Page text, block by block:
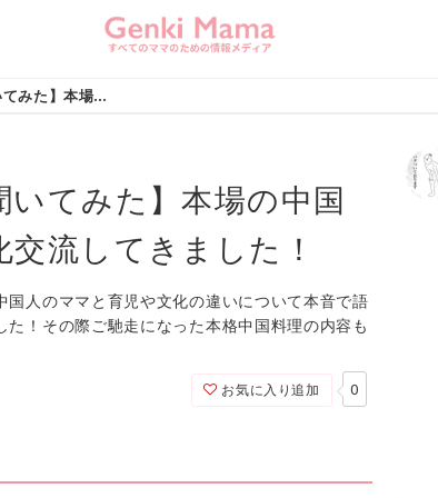
【中国人ママの本音を聞いてみた】本場の中国料理を食べながら異文化交流してきました！ (page 3)
いてみた】本場の中国
流してきました！
人のママと育児や文化の違いについて本音で語
！その際ご馳走になった本格中国料理の内容も
お気に入り追加 0